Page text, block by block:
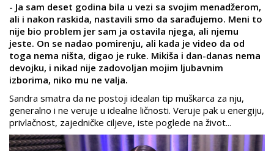
- Ja sam deset godina bila u vezi sa svojim menadžerom,
ali i nakon raskida, nastavili smo da sarađujemo. Meni to
nije bio problem jer sam ja ostavila njega, ali njemu
jeste. On se nadao pomirenju, ali kada je video da od
toga nema ništa, digao je ruke. Mikiša i dan-danas nema
devojku, i nikad nije zadovoljan mojim ljubavnim
izborima, niko mu ne valja.
Sandra smatra da ne postoji idealan tip muškarca za nju,
generalno i ne veruje u idealne ličnosti. Veruje pak u energiju,
privlačnost, zajedničke ciljeve, iste poglede na život...